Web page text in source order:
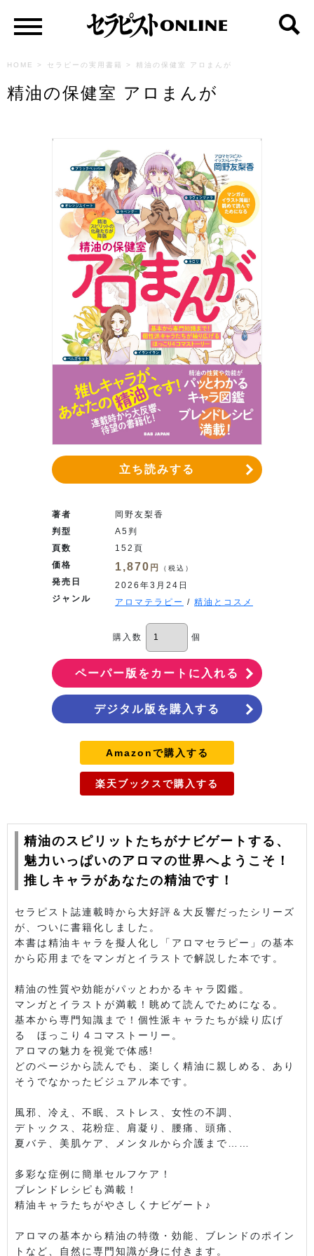
HOME > セラピーの実用書籍 > 精油の保健室 アロまんが
精油の保健室 アロまんが
立ち読みする
著者
岡野友梨香
判型
A5判
頁数
152頁
価格
1,870 円 （税込）
発売日
2026年3月24日
ジャンル
アロマテラピー / 精油とコスメ
購入数 個
デジタル版を購入する
Amazonで購入する
楽天ブックスで購入する
精油のスピリットたちがナビゲートする、
魅力いっぱいのアロマの世界へようこそ！
推しキャラがあなたの精油です！
セラピスト誌連載時から大好評＆大反響だったシリーズ
が、ついに書籍化しました。
本書は精油キャラを擬人化し「アロマセラピー」の基本
から応用までをマンガとイラストで解説した本です。
精油の性質や効能がパッとわかるキャラ図鑑。
マンガとイラストが満載！眺めて読んでためになる。
基本から専門知識まで！個性派キャラたちが繰り広げ
る ほっこり４コマストーリー。
アロマの魅力を視覚で体感!
どのページから読んでも、楽しく精油に親しめる、あり
そうでなかったビジュアル本です。
風邪、冷え、不眠、ストレス、女性の不調、
デトックス、花粉症、肩凝り、腰痛、頭痛、
夏バテ、美肌ケア、メンタルから介護まで……
多彩な症例に簡単セルフケア！
ブレンドレシピも満載！
精油キャラたちがやさしくナビゲート♪
アロマの基本から精油の特徴・効能、ブレンドのポイン
トなど、自然に専門知識が身に付きます。